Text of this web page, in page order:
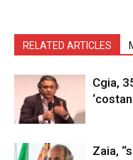
RELATED ARTICLES
Cgia,
Zaia,